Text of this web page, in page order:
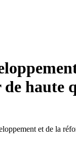
haute
et de la